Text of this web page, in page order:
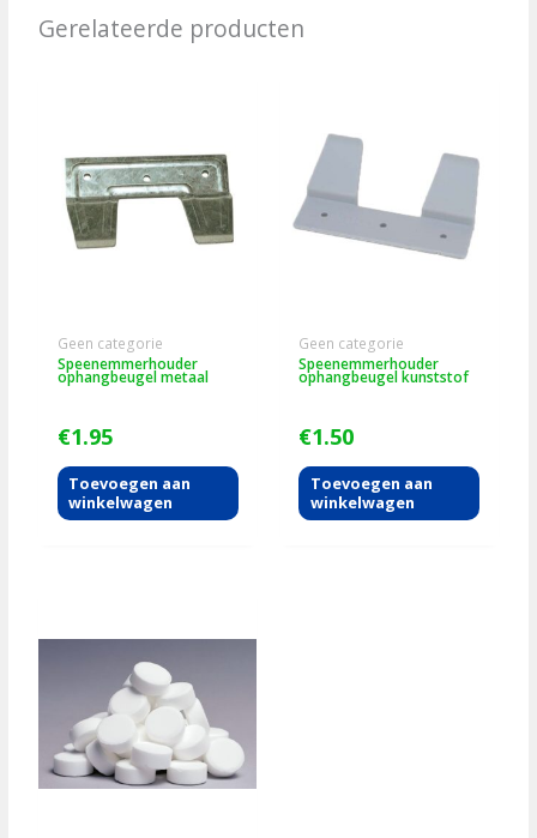
Gerelateerde producten
Geen categorie
Speenemmerhouder
ophangbeugel metaal
€1.95
Toevoegen aan
winkelwagen
Geen categorie
Speenemmerhouder
ophangbeugel kunststof
€1.50
Toevoegen aan
winkelwagen